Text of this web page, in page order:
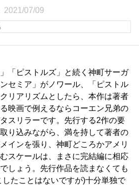
2021/07/09
」「ピストルズ」と続く神町サーガ
セミア」がノワール、「ピストル
リアリズムとしたら、本作は著者
映画で例えるならコーエン兄弟の
スリラーです。先行する2作の要
り込みながら、満を持して著者の
インを張り、神町どころかアメリ
スケールは、まさに完結編に相応
しょう。先行作品を読まなくても
したことはないですが)十分単独で